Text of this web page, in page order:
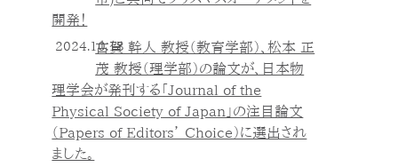
開発！
2024.10.18古賀 幹人 教授（教育学部）、松本 正
茂 教授（理学部）の論文が、日本物
理学会が発刊する「Journal of the
Physical Society of Japan」の注目論文
（Papers of Editors’ Choice）に選出され
ました。